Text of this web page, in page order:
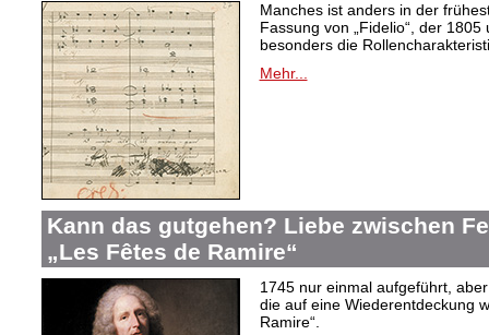
Manches ist anders in der
Fassung von „Fidelio“, der 1805
besonders die
Mehr...
Kann das gutgehen? Liebe zwischen
„Les Fêtes de Ramire“
1745 nur einmal aufgeführt,
die auf eine Wiederentdeckung
Ramire“.